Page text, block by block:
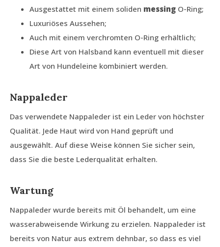
Ausgestattet mit einem soliden messing O-Ring;
Luxuriöses Aussehen;
Auch mit einem verchromten O-Ring erhältlich;
Diese Art von Halsband kann eventuell mit dieser
Art von Hundeleine kombiniert werden.
Nappaleder
Das verwendete Nappaleder ist ein Leder von höchster
Qualität. Jede Haut wird von Hand geprüft und
ausgewählt. Auf diese Weise können Sie sicher sein,
dass Sie die beste Lederqualität erhalten.
Wartung
Nappaleder wurde bereits mit Öl behandelt, um eine
wasserabweisende Wirkung zu erzielen. Nappaleder ist
bereits von Natur aus extrem dehnbar, so dass es viel